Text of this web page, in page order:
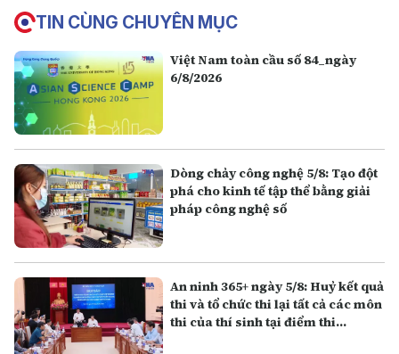
TIN CÙNG CHUYÊN MỤC
Việt Nam toàn cầu số 84_ngày
6/8/2026
Dòng chảy công nghệ 5/8: Tạo đột
phá cho kinh tế tập thể bằng giải
pháp công nghệ số
An ninh 365+ ngày 5/8: Huỷ kết quả
thi và tổ chức thi lại tất cả các môn
thi của thí sinh tại điểm thi